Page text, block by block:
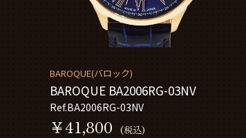
BAROQUE(バロック)
BAROQUE BA2006RG-03NV
Ref.BA2006RG-03NV
￥41,800 (税込)